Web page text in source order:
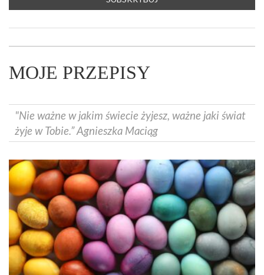
MOJE PRZEPISY
"Nie ważne w jakim świecie żyjesz, ważne jaki świat
żyje w Tobie.” Agnieszka Maciąg